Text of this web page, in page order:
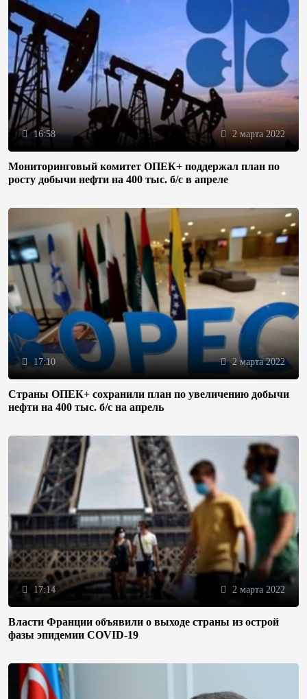
16:58 2 марта 2022
Мониторинговый комитет ОПЕК+ поддержал план по
росту добычи нефти на 400 тыс. б/с в апреле
17:10 2 марта 2022
Страны ОПЕК+ сохранили план по увеличению добычи
нефти на 400 тыс. б/с на апрель
17:14 2 марта 2022
Власти Франции объявили о выходе страны из острой
фазы эпидемии COVID-19